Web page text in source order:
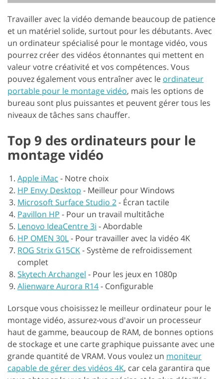
Travailler avec la vidéo demande beaucoup de patience
et un matériel solide, surtout pour les débutants. Avec
un ordinateur spécialisé pour le montage vidéo, vous
pourrez créer des vidéos étonnantes qui mettent en
valeur votre créativité et vos compétences. Vous
pouvez également vous entraîner avec le ordinateur
portable pour le montage vidéo, mais les options de
bureau sont plus puissantes et peuvent gérer tous les
niveaux de tâches sans chauffer.
Top 9 des ordinateurs pour le
montage vidéo
Apple iMac - Notre choix
HP Envy Desktop - Meilleur pour Windows
Microsoft Surface Studio 2- Écran tactile
Pavillon HP - Pour un travail multitâche
Lenovo IdeaCentre 3i -Abordable
HP OMEN 30L- Pour travailler avec la vidéo 4K
ROG Strix G15CK- Système de refroidissement
complet
Skytech Archangel - Pour les jeux en 1080p
Alienware Aurora R14- Configurable
Lorsque vous choisissez le meilleur ordinateur pour le
montage vidéo, assurez-vous d'avoir un processeur
haut de gamme, beaucoup de RAM, de bonnes options
de stockage et une carte graphique puissante avec une
grande quantité de VRAM. Vous voulez un moniteur
capable de gérer des vidéos 4K, car cela garantira que